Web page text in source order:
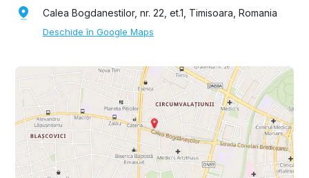
Calea Bogdanestilor, nr. 22, et.1, Timisoara, Romania
Deschide în Google Maps